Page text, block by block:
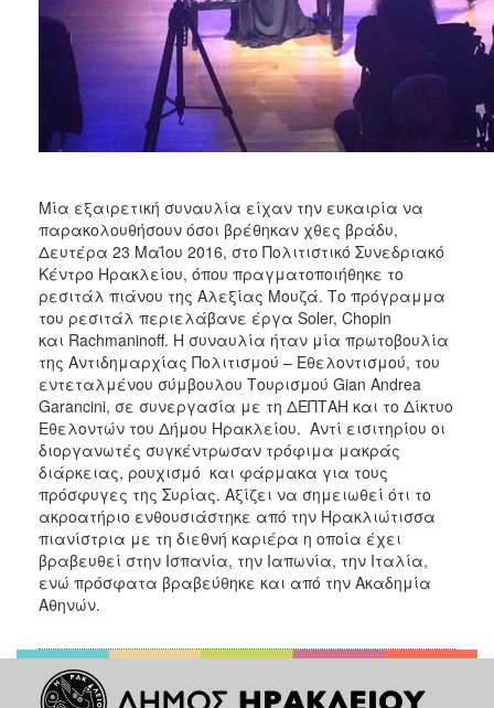
ΑΝΘΕΚΤΙΚΗ
Μία εξαιρετική συναυλία είχαν την ευκαιρία να
παρακολουθήσουν όσοι βρέθηκαν χθες βράδυ,
Δευτέρα 23 Μαΐου 2016, στο Πολιτιστικό Συνεδριακό
Κέντρο Ηρακλείου, όπου πραγματοποιήθηκε το
ρεσιτάλ πιάνου της Αλεξίας Μουζά. Το πρόγραμμα
του ρεσιτάλ περιελάβανε έργα Soler, Chopin
και Rachmaninoff. Η συναυλία ήταν μία πρωτοβουλία
της Αντιδημαρχίας Πολιτισμού – Εθελοντισμού, του
εντεταλμένου σύμβουλου Τουρισμού Gian Andrea
Garancini, σε συνεργασία με τη ΔΕΠΤΑΗ και το Δίκτυο
Εθελοντών του Δήμου Ηρακλείου. Αντί εισιτηρίου οι
διοργανωτές συγκέντρωσαν τρόφιμα μακράς
διάρκειας, ρουχισμό και φάρμακα για τους
πρόσφυγες της Συρίας. Αξίζει να σημειωθεί ότι το
ακροατήριο ενθουσιάστηκε από την Ηρακλιώτισσα
πιανίστρια με τη διεθνή καριέρα η οποία έχει
βραβευθεί στην Ισπανία, την Ιαπωνία, την Ιταλία,
ενώ πρόσφατα βραβεύθηκε και από την Ακαδημία
Αθηνών.